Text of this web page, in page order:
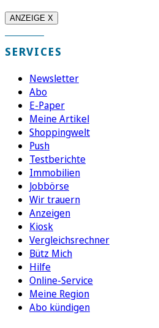
ANZEIGE X
SERVICES
Newsletter
Abo
E-Paper
Meine Artikel
Shoppingwelt
Push
Testberichte
Immobilien
Jobbörse
Wir trauern
Anzeigen
Kiosk
Vergleichsrechner
Bütz Mich
Hilfe
Online-Service
Meine Region
Abo kündigen